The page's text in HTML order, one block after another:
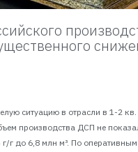
ситуацию в отрасли в 1-2
производства ДСП не
г до 6,8 млн м³. По